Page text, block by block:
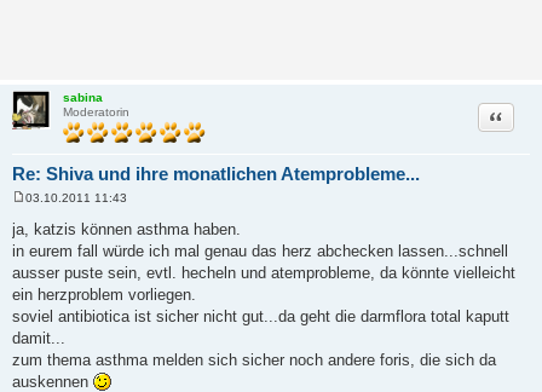
sabina
Moderatorin
Re: Shiva und ihre monatlichen Atemprobleme...
Zitat
i
a
g
03.10.2011 11:43
ja, katzis können asthma haben.
in eurem fall würde ich mal genau das herz abchecken lassen...schnell
ausser puste sein, evtl. hecheln und atemprobleme, da könnte vielleicht
ein herzproblem vorliegen.
soviel antibiotica ist sicher nicht gut...da geht die darmflora total kaputt
damit...
zum thema asthma melden sich sicher noch andere foris, die sich da
auskennen